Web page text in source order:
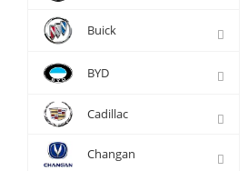
Buick
BYD
Cadillac
Changan